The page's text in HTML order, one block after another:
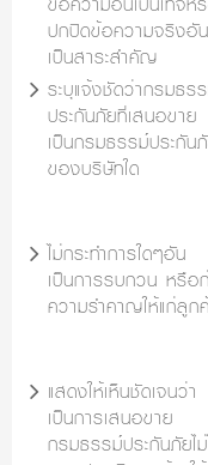
ปกปิดข้อความจริงอัน
เป็นสาระสำคัญ
ระบุแจ้งชัดว่ากรมธร
ประกันภัยที่เสนอขาย
เป็นกรมธรรม์ประกัน
ของบริษัทใด
ไม่กระทำการใดๆอัน
เป็นการรบกวน หรือ
ความรำคาญให้แก่ลูก
แสดงให้เห็นชัดเจนว่า
เป็นการเสนอขาย
กรมธรรม์ประกันภัยไ